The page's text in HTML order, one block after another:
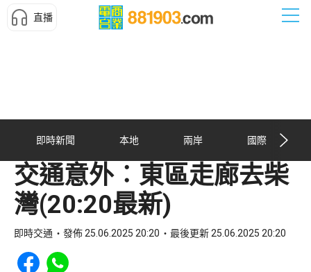
直播
即時新聞 本地 兩岸 國際
交通意外︰東區走廊去柴
灣(20:20最新)
即時交通 發佈 25.06.2025 20:20 最後更新 25.06.2025 20:20
Share to Facebook
Share to WhatsApp